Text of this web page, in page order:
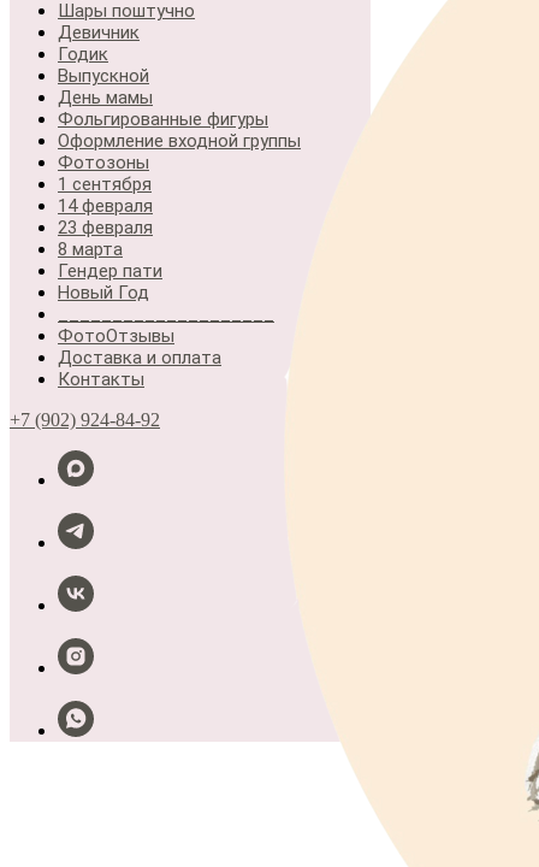
Шары поштучно
Девичник
Годик
Выпускной
День мамы
Фольгированные фигуры
Оформление входной группы
Фотозоны
1 сентября
14 февраля
23 февраля
8 марта
Гендер пати
Новый Год
ФотоОтзывы
Доставка и оплата
Контакты
+7 (902) 924-84-92